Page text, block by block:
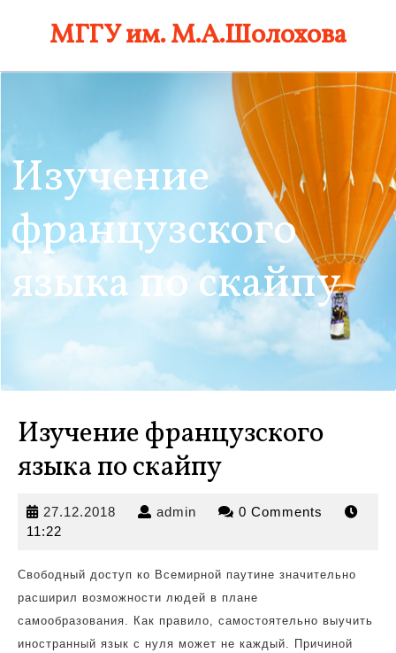
МГГУ им. М.А.Шолохова
Изучение
французского
языка по скайпу
Изучение французского
языка по скайпу
27.12.2018 27.12.2018
admin admin 0 Comments
11:22
Свободный доступ ко Всемирной паутине значительно
расширил возможности людей в плане
самообразования. Как правило, самостоятельно выучить
иностранный язык с нуля может не каждый. Причиной